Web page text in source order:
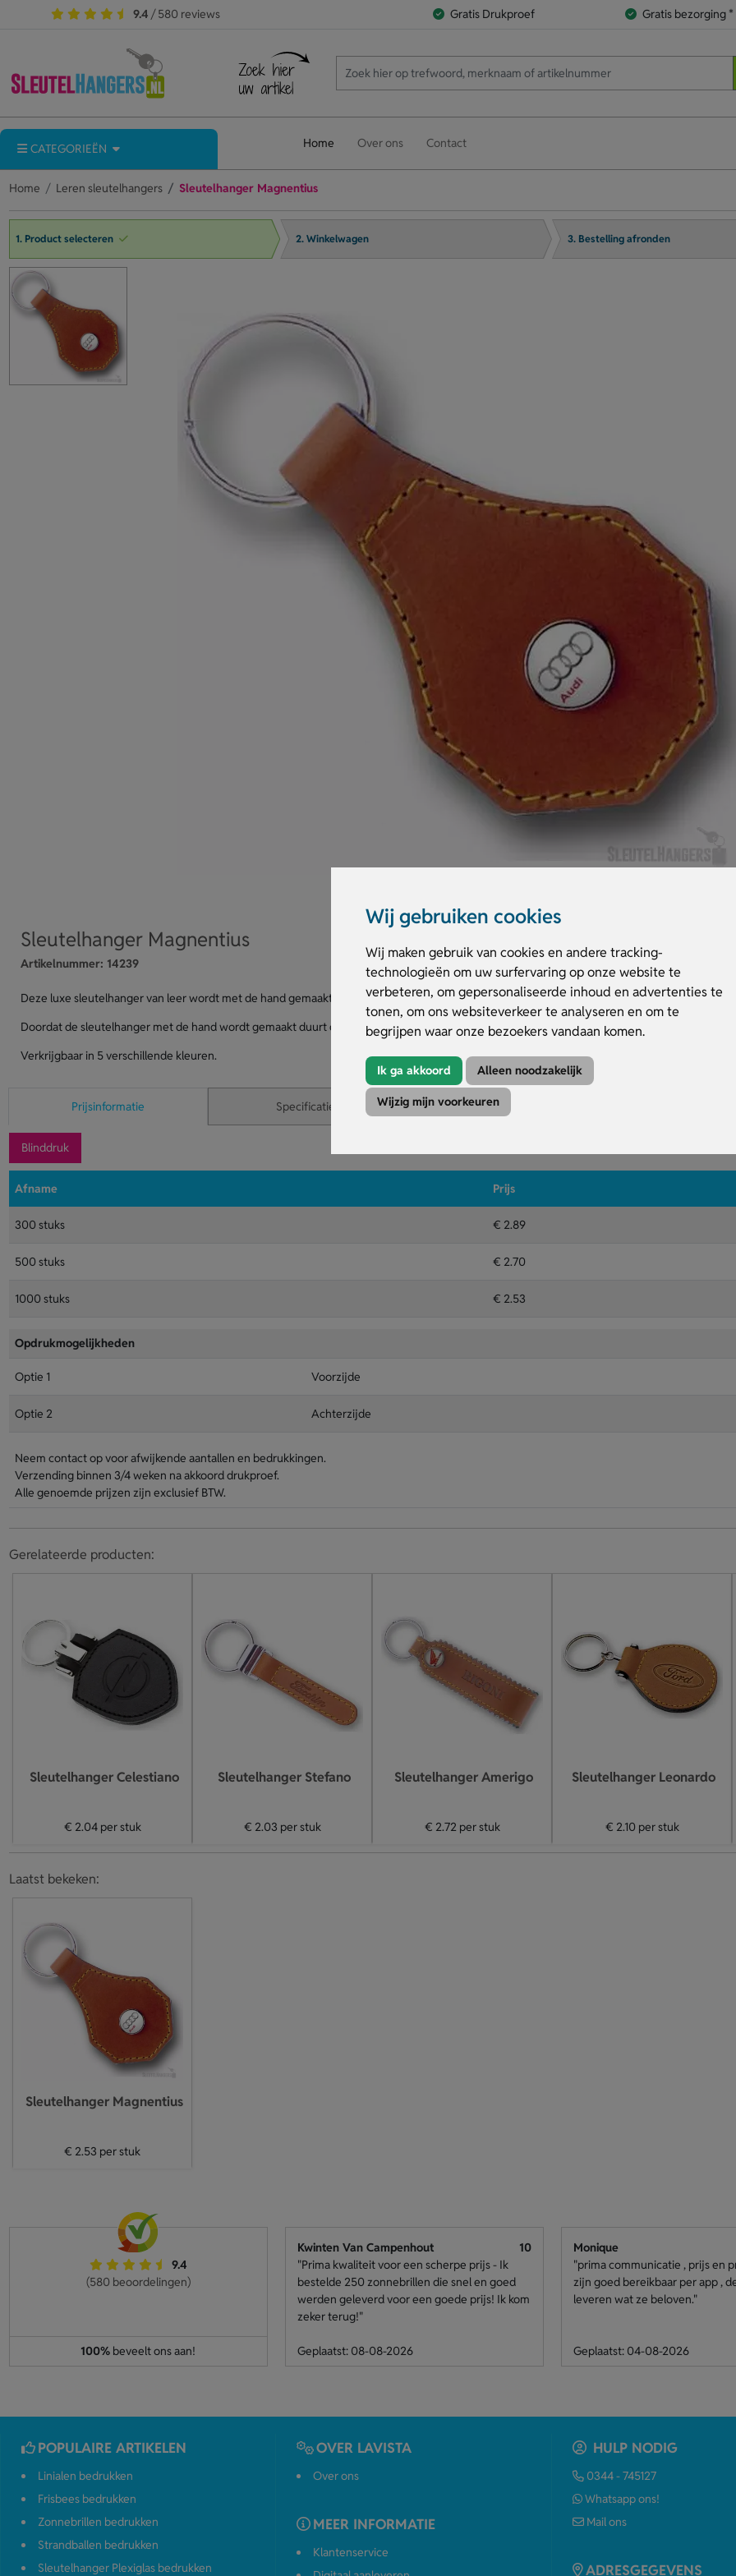
Wij gebruiken cookies
Wij maken gebruik van cookies en andere tracking-
technologieën om uw surfervaring op onze website te
verbeteren, om gepersonaliseerde inhoud en advertenties te
tonen, om ons websiteverkeer te analyseren en om te
begrijpen waar onze bezoekers vandaan komen.
Ik ga akkoord Alleen noodzakelijk
Wijzig mijn voorkeuren
9.4 / 580 reviews Gratis Drukproef Gratis bezorging *
CATEGORIEËN Home Over ons Contact
Home Leren sleutelhangers Sleutelhanger Magnentius
1. Product selecteren 2. Winkelwagen 3. Bestelling afronden
Sleutelhanger Magnentius
Artikelnummer: 14239
Deze luxe sleutelhanger van leer wordt met de hand gemaakt en is het ideale cadeau om aan iemand te schenken.
Doordat de sleutelhanger met de hand wordt gemaakt duurt de levertijd dan ook 4 tot 5 weken.
Verkrijgbaar in 5 verschillende kleuren.
Prijsinformatie Specificaties Kleuren
Blinddruk
Afname Prijs
300 stuks € 2.89
500 stuks € 2.70
1000 stuks € 2.53
Opdrukmogelijkheden
Optie 1 Voorzijde
Optie 2 Achterzijde
Neem contact op voor afwijkende aantallen en bedrukkingen.
Verzending binnen 3/4 weken na akkoord drukproef.
Alle genoemde prijzen zijn exclusief BTW.
Gerelateerde producten:
Sleutelhanger Celestiano
€ 2.04per stuk
Sleutelhanger Stefano
€ 2.03 per stuk
Sleutelhanger Amerigo
€ 2.72per stuk
Sleutelhanger Leonardo
€ 2.10 per stuk
Laatst bekeken:
Sleutelhanger Magnentius
€ 2.53 per stuk
9.4
(580 beoordelingen)
100% beveelt ons aan!
Kwinten Van Campenhout
10
"Prima kwaliteit voor een scherpe prijs - Ik
bestelde 250 zonnebrillen die snel en goed
werden geleverd voor een goede prijs! Ik kom
zeker terug!"
Geplaatst: 08-08-2026
Monique
"prima communicatie , prijs en
zijn goed bereikbaar per app ,
leveren wat ze beloven."
Geplaatst: 04-08-2026
POPULAIRE ARTIKELEN
Linialen bedrukken
Frisbees bedrukken
Zonnebrillen bedrukken
Strandballen bedrukken
Sleutelhanger Plexiglas bedrukken
OVER LAVISTA
Over ons
MEER INFORMATIE
Klantenservice
HULP NODIG
0344 - 745127
Whatsapp ons!
Mail ons
ADRESGEGEVENS